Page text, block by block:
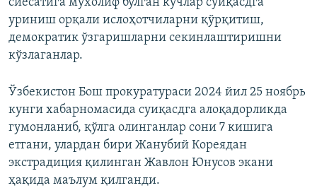
уриниш орқали ислоҳотчиларни қўрқитиш,
демократик ўзгаришларни секинлаштиришни
кўзлаганлар.
Ўзбекистон Бош прокуратураси 2024 йил 25 ноябрь
кунги хабарномасида суиқасдга алоқадорликда
гумонланиб, қўлга олинганлар сони 7 кишига
етгани, улардан бири Жанубий Кореядан
экстрадиция қилинган Жавлон Юнусов экани
ҳақида маълум қилганди.